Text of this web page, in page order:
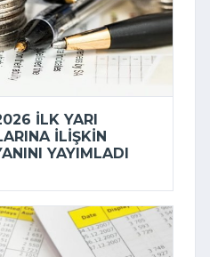
ILK YARI
ILIŞKIN
YAYIMLADI